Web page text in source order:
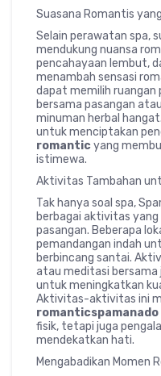
Suasana Romantis
Selain perawatan spa,
mendukung nuansa
pencahayaan lembut,
menambah sensasi
dapat memilih
bersama pasangan
minuman herbal
untuk menciptakan
romanticyang
istimewa.
Aktivitas Tambahan
Tak hanya soal spa,
berbagai aktivitas
pasangan. Beberapa
pemandangan indah
berbincang santai.
atau meditasi
untuk meningkatkan
Aktivitas-aktivitas ini
romanticspamanado
fisik, tetapi juga
mendekatkan hati.
Mengabadikan Momen